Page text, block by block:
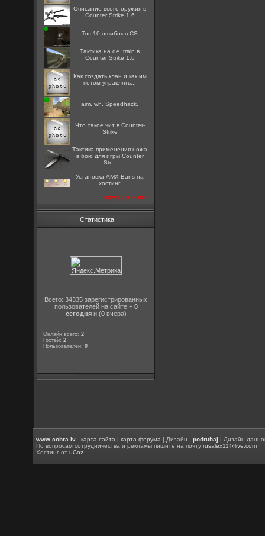
Описание всего оружия в
Counter Strike 1.6
Топ-10 ошибок в CS
Тактика на de_train в
Counter Strike 1.6
Как создать клан и как им
потом управлять...
aim, wh, Speedhack,
Что такое чит в Counter-
Strike
Тактика применения ножа
в бою для игры Counter
Str...
Установка AMX Bans на
хостинг
посмотреть все
Статистика
Всего: 34335 зарегистрированных
пользователей на сайте + 0
сегодняи (0 вчера)
Онлайн всего:2
Гостей:2
Пользователей:0
www.cobra.lv -карта сайта |карта форума | Дизайн -podrubaj | Дизайн
По вопросам сотрудничества и рекламы пишите на почтуrusalex11@live.com
Хостинг отuCoz